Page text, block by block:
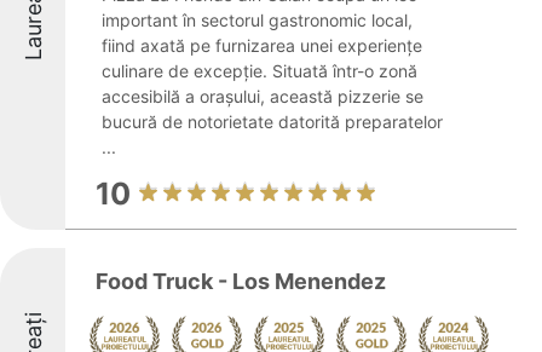
Laureați
important în sectorul gastronomic local,
fiind axată pe furnizarea unei experiențe
culinare de excepție. Situată într-o zonă
accesibilă a orașului, această pizzerie se
bucură de notorietate datorită preparatelor
...
10
Food Truck - Los Menendez